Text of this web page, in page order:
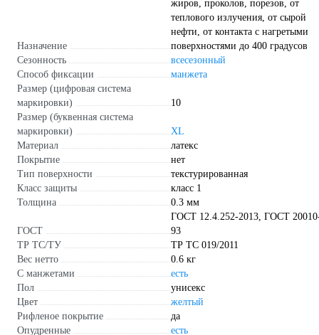
Назначение
жиров, проколов, порезов, от
теплового излучения, от сырой
нефти, от контакта с нагретыми
поверхностями до 400 градусов
Сезонность
всесезонный
Способ фиксации
манжета
Размер (цифровая система
маркировки)
10
Размер (буквенная система
маркировки)
XL
Материал
латекс
Покрытие
нет
Тип поверхности
текстурированная
Класс защиты
класс 1
Толщина
0.3 мм
ГОСТ
ГОСТ 12.4.252-2013, ГОСТ
93
ТР ТС/ТУ
ТР ТС 019/2011
Вес нетто
0.6 кг
С манжетами
есть
Пол
унисекс
Цвет
желтый
Рифленое покрытие
да
Опудренные
есть